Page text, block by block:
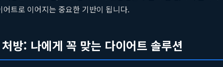
트로 이어지는 중요한 기반이 됩니다.
방: 나에게 꼭 맞는 다이어트 솔루션